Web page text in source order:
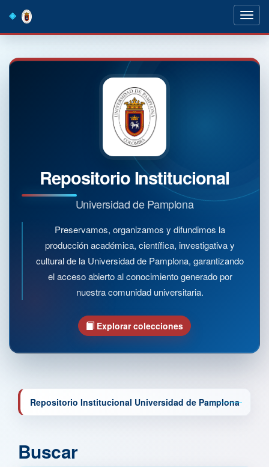
navigation
Repositorio Institucional
Universidad de Pamplona
Preservamos, organizamos y difundimos la
producción académica, científica, investigativa y
cultural de la Universidad de Pamplona, garantizando
el acceso abierto al conocimiento generado por
nuestra comunidad universitaria.
Explorar colecciones
Repositorio Institucional Universidad de Pamplona
Buscar